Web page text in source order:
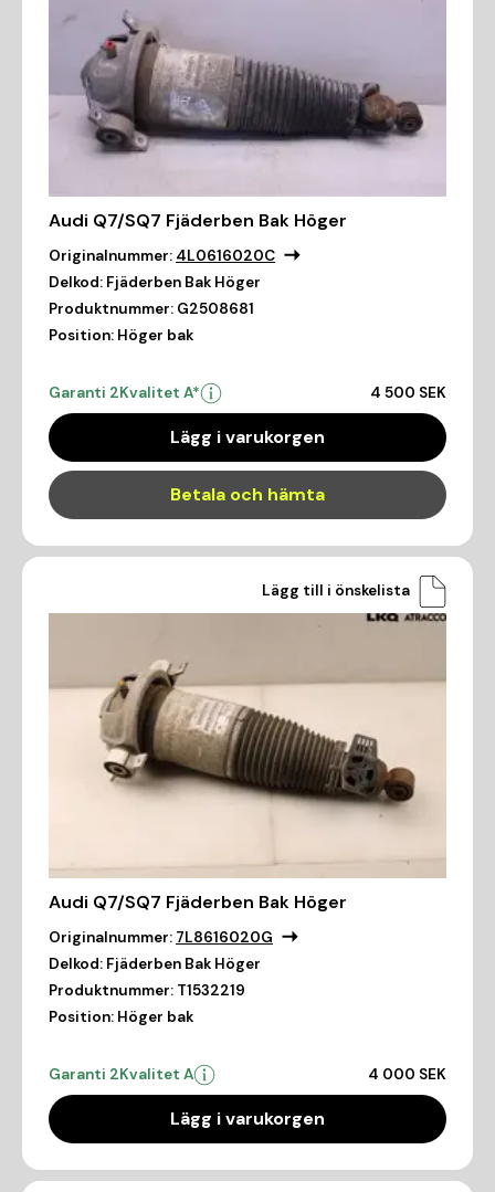
Audi Q7/SQ7 Fjäderben Bak Höger
Originalnummer: 4L0616020C
Delkod: Fjäderben Bak Höger
Produktnummer: G2508681
Position: Höger bak
Garanti 2Kvalitet A* 4 500 SEK
Lägg i varukorgen
Betala och hämta
Lägg till i önskelista
Audi Q7/SQ7 Fjäderben Bak Höger
Originalnummer: 7L8616020G
Delkod: Fjäderben Bak Höger
Produktnummer: T1532219
Position: Höger bak
Garanti 2Kvalitet A 4 000 SEK
Lägg i varukorgen